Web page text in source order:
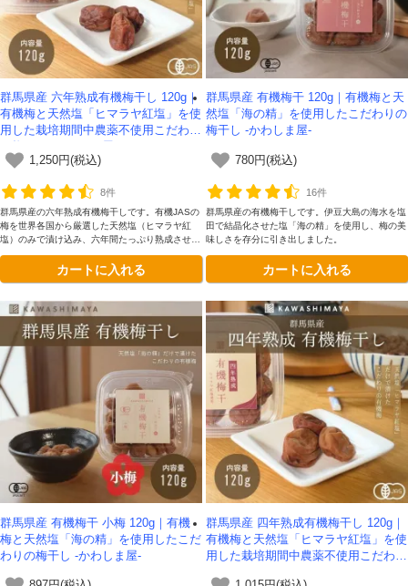
群馬県産 六年熟成有機梅干し 120g｜
有機梅と天然塩「ヒマラヤ紅塩」を使
用した栽培期間中農薬不使用こだわり
1,250円(税込)
8件
群馬県産の六年熟成有機梅干しです。有機JASの
梅を世界各国から厳選した天然塩（ヒマラヤ紅
塩）のみで漬け込み、六年間たっぷり熟成させま
カートに入れる
群馬県産 有機梅干 120g｜有機梅と天
然塩「海の精」を使用したこだわりの
梅干し -かわしま屋-
780円(税込)
16件
群馬県産の有機梅干しです。伊豆大島の海水を塩
田で結晶化させた塩「海の精」を使用し、梅の美
味しさを存分に引き出しました。
カートに入れる
群馬県産 有機梅干 小梅 120g｜有機
梅と天然塩「海の精」を使用したこだ
わりの梅干し -かわしま屋-
群馬県産 四年熟成有機梅干し 120g｜
有機梅と天然塩「ヒマラヤ紅塩」を使
用した栽培期間中農薬不使用こだわり